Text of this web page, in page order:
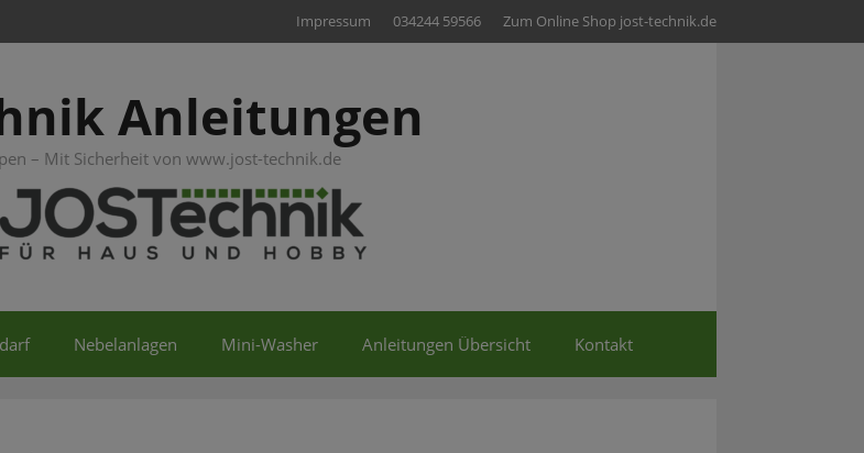
Impressum 034244 59566 Zum Online Shop jost-technik.de
Anleitungen
– Mit Sicherheit von www.jost-technik.de
Nebelanlagen Mini-Washer Anleitungen Übersicht Kontakt